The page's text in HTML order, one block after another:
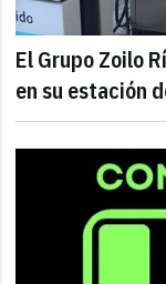
El Grupo Zoilo
en su estación